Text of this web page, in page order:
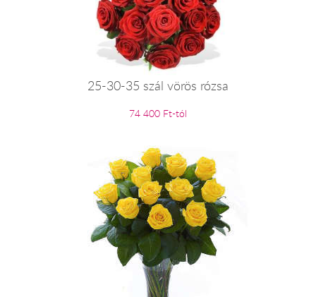
25-30-35 szál vörös rózsa
74 400 Ft-tól